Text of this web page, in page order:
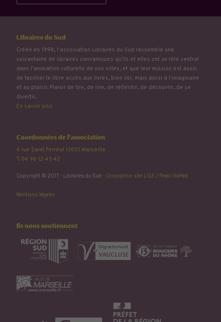
Libraires du Sud
Créée en 1998, l'association Libraires du Sud rassemble une
soixantaine de libraires convaincu.e.s qu’ils et elles ont un rôle central
dans l'animation culturelle de nos villes, et que leur mission est aussi
de faciliter le libre accès aux livres, bien sûr, mais aussi à l'imaginaire
et au plaisir. Plaisir de lire, de rire, de réfléchir, de découvrir, de se
divertir...
En savoir plus
Coordonnées de l'association
4 rue Saint Ferréol 13001 Marseille
T. 04 96 12 43 42
Copyright © 2017 - Libraires du Sud - Conception site LIGE/ Fewzi Raffed
Mentions légales
Ils nous soutiennent